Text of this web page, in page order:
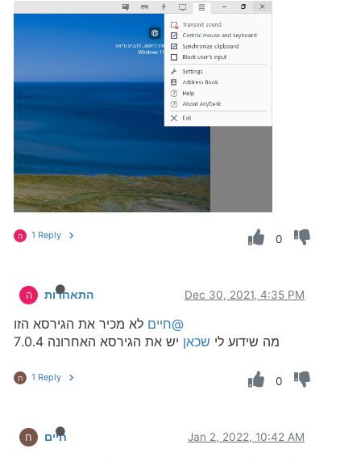
ה 1 Reply 0
ה התאחדות Dec 30, 2021, 4:35 PM
@חיים לא מכיר את הגירסא הזו
מה שידוע לי שכאן יש את הגירסא האחרונה 7.0.4
ח 1 Reply 0
ח חיים Jan 2, 2022, 10:42 AM